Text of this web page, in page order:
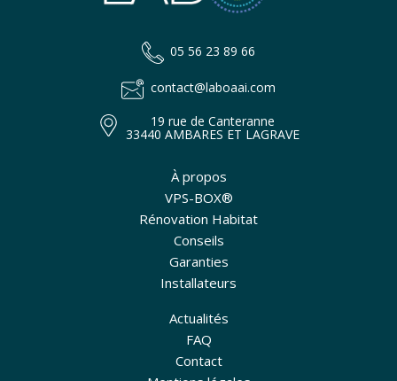
05 56 23 89 66
contact@laboaai.com
19 rue de Canteranne
33440 AMBARES ET LAGRAVE
À propos
VPS-BOX®
Rénovation Habitat
Conseils
Garanties
Installateurs
Actualités
FAQ
Contact